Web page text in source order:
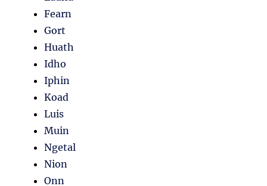
Fearn
Gort
Huath
Idho
Iphin
Koad
Luis
Muin
Ngetal
Nion
Onn